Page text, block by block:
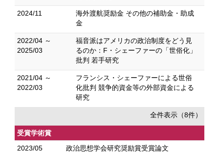
2024/11
海外渡航奨励金 その他の補助金・助成
金
2022/04 ～
2025/03
福音派はアメリカの政治制度をどう見
るのか：F・シェーファーの「世俗化」
批判 若手研究
2021/04 ～
2022/03
フランシス・シェーファーによる世俗
化批判 競争的資金等の外部資金による
研究
全件表示（8件）
受賞学術賞
2023/05
政治思想学会研究奨励賞受賞論文